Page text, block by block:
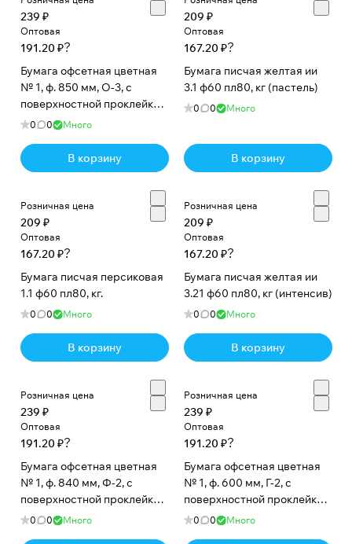
239 ₽
Оптовая
191.20 ₽?
Бумага офсетная цветная
№ 1, ф. 850 мм, О-3, с
поверхностной проклейкой,
80 г/м2. Оранжевый
0 0 Много
В корзину
209 ₽
Оптовая
167.20 ₽?
Бумага писчая желтая ии
3.1 ф60 пл80, кг (пастель)
0 0 Много
В корзину
Розничная цена
209 ₽
Оптовая
167.20 ₽?
Бумага писчая персиковая
1.1 ф60 пл80, кг.
0 0 Много
В корзину
Розничная цена
209 ₽
Оптовая
167.20 ₽?
Бумага писчая желтая ии
3.21 ф60 пл80, кг (интенсив)
0 0 Много
В корзину
Розничная цена
239 ₽
Оптовая
191.20 ₽?
Бумага офсетная цветная
№ 1, ф. 840 мм, Ф-2, с
поверхностной проклейкой,
80 г/м2. Фиолетовый
0 0 Много
Розничная цена
239 ₽
Оптовая
191.20 ₽?
Бумага офсетная цветная
№ 1, ф. 600 мм, Г-2, с
поверхностной проклейкой,
80 г/м2. Голубой медиум, кг
0 0 Много